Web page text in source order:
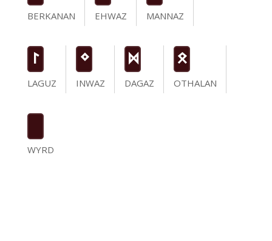
BERKANAN
EHWAZ
MANNAZ
L
LAGUZ
N
INWAZ
D
DAGAZ
O
OTHALAN
WYRD